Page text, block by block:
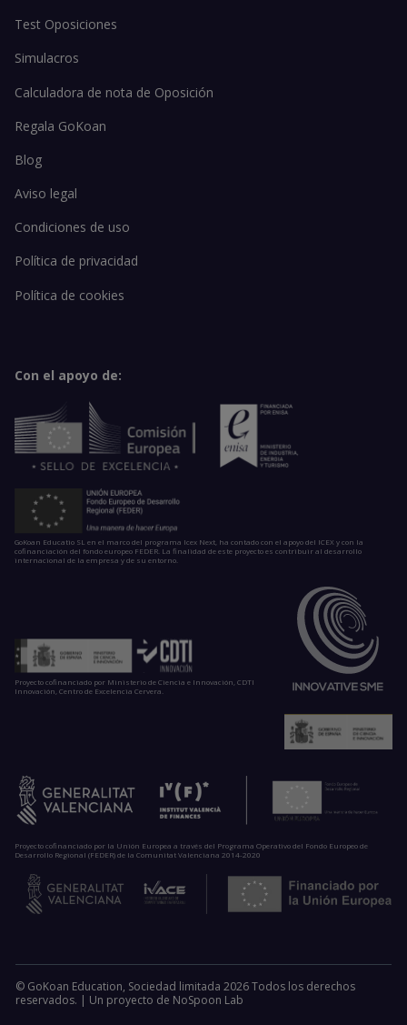
Test Oposiciones
Simulacros
Calculadora de nota de Oposición
Regala GoKoan
Blog
Aviso legal
Condiciones de uso
Política de privacidad
Política de cookies
Con el apoyo de:
GoKoan Educatio SL en el marco del programa Icex Next, ha contado con el apoyo del ICEX y con la
cofinanciación del fondo europeo FEDER. La finalidad de este proyecto es contribuir al desarrollo
internacional de la empresa y de su entorno.
Proyecto cofinanciado por Ministerio de Ciencia e Innovación, CDTI
Innovación, Centro de Excelencia Cervera.
Proyecto cofinanciado por la Unión Europea a través del Programa Operativo del Fondo Europeo de
Desarrollo Regional (FEDER) de la Comunitat Valenciana 2014-2020
© GoKoan Education, Sociedad limitada 2026 Todos los derechos
reservados. | Un proyecto de NoSpoon Lab